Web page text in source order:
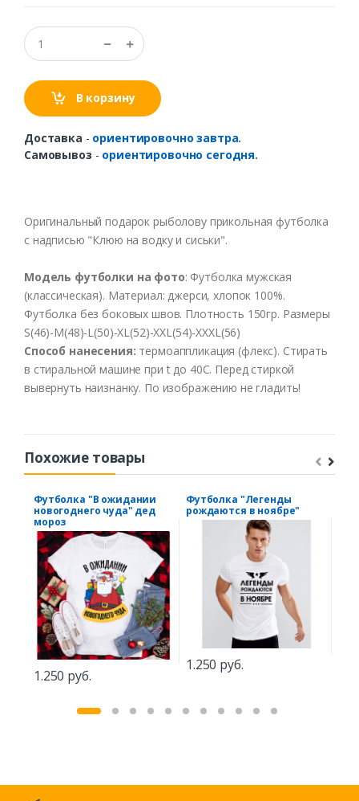
В корзину
Доставка - ориентировочно завтра.
Самовывоз - ориентировочно сегодня.
Оригинальный подарок рыболову прикольная футболка
с надписью "Клюю на водкуи сиськи".
Модель футболки на фото: Футболка мужская
(классическая). Материал:джерси,хлопок 100%.
Футболка без боковых швов. Плотность 150гр. Размеры
S(46)-M(48)-L(50)-XL(52)-XXL(54)-XXXL(56)
Способ нанесения: термоаппликация (флекс). Стирать
в стиральной машине при tдо 40С. Перед стиркой
вывернуть наизнанку. По изображению не гладить!
Похожие товары
Футболка "В ожидании
новогоднего чуда" дед
мороз
1.250 руб.
Футболка "Легенды
рождаются в ноябре"
1.250 руб.